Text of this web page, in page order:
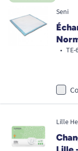
Seni
• TE-
Lille